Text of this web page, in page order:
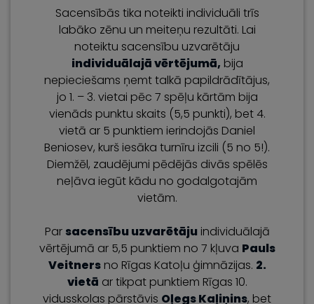
Sacensībās tika noteikti individuāli trīs
labāko zēnu un meiteņu rezultāti. Lai
noteiktu sacensību uzvarētāju
individuālajā vērtējumā, bija
nepieciešams ņemt talkā papildrādītājus,
jo 1. – 3. vietai pēc 7 spēļu kārtām bija
vienāds punktu skaits (5,5 punkti), bet 4.
vietā ar 5 punktiem ierindojās Daniel
Beniosev, kurš iesāka turnīru izcili (5 no 5!).
Diemžēl, zaudējumi pēdējās divās spēlēs
neļāva iegūt kādu no godalgotajām
vietām.
Par sacensību uzvarētājuindividuālajā
vērtējumā ar 5,5 punktiem no 7 kļuva Pauls
Veitnersno Rīgas Katoļu ģimnāzijas. 2.
vietā ar tikpat punktiem Rīgas 10.
vidusskolas pārstāvis Oļegs Kaļiņins, bet